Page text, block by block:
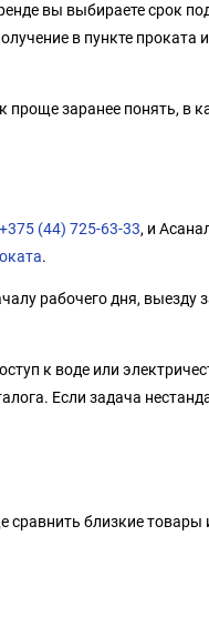
вы выбираете срок
в пункте проката
заранее понять, в
+375 (44) 725-63-33, и
.
рабочего дня, выезду
к воде или
Если задача
сравнить близкие